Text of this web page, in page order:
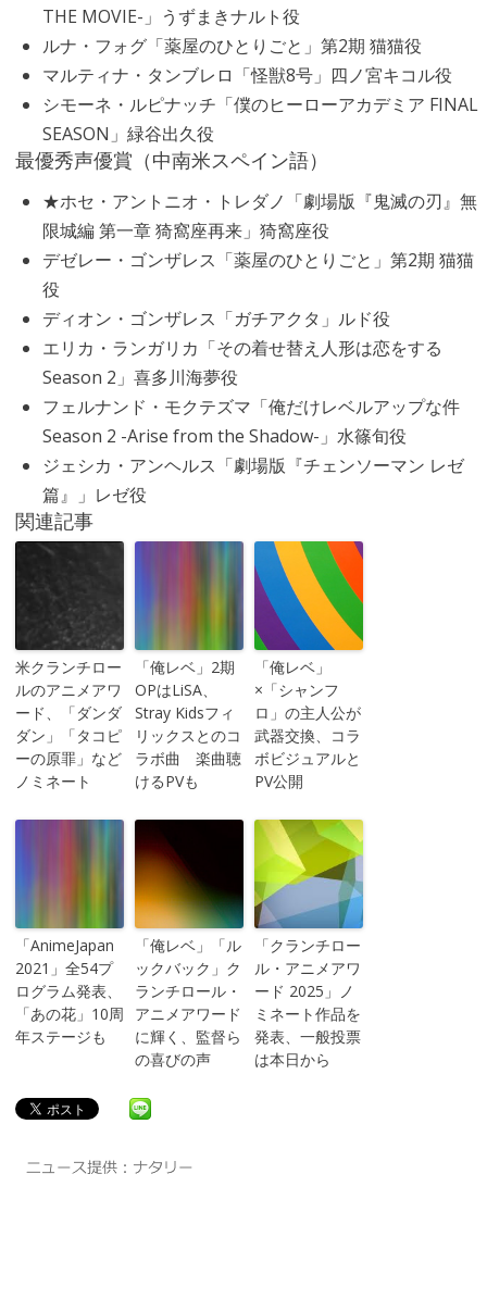
THE MOVIE-」うずまきナルト役
ルナ・フォグ「薬屋のひとりごと」第2期 猫猫役
マルティナ・タンブレロ「怪獣8号」四ノ宮キコル役
シモーネ・ルピナッチ「僕のヒーローアカデミア FINAL
SEASON」緑谷出久役
最優秀声優賞（中南米スペイン語）
★ホセ・アントニオ・トレダノ「劇場版『鬼滅の刃』無
限城編 第一章 猗窩座再来」猗窩座役
デゼレー・ゴンザレス「薬屋のひとりごと」第2期 猫猫
役
ディオン・ゴンザレス「ガチアクタ」ルド役
エリカ・ランガリカ「その着せ替え人形は恋をする
Season 2」喜多川海夢役
フェルナンド・モクテズマ「俺だけレベルアップな件
Season 2 -Arise from the Shadow-」水篠旬役
ジェシカ・アンヘルス「劇場版『チェンソーマン レゼ
篇』」レゼ役
関連記事
米クランチロー
ルのアニメアワ
ード、「ダンダ
ダン」「タコピ
ーの原罪」など
ノミネート
「俺レベ」2期
OPはLiSA、
Stray Kidsフィ
リックスとのコ
ラボ曲 楽曲聴
けるPVも
「俺レベ」
×「シャンフ
ロ」の主人公が
武器交換、コラ
ボビジュアルと
PV公開
「AnimeJapan
2021」全54プ
ログラム発表、
「あの花」10周
年ステージも
「俺レベ」「ル
ックバック」ク
ランチロール・
アニメアワード
に輝く、監督ら
の喜びの声
「クランチロー
ル・アニメアワ
ード 2025」ノ
ミネート作品を
発表、一般投票
は本日から